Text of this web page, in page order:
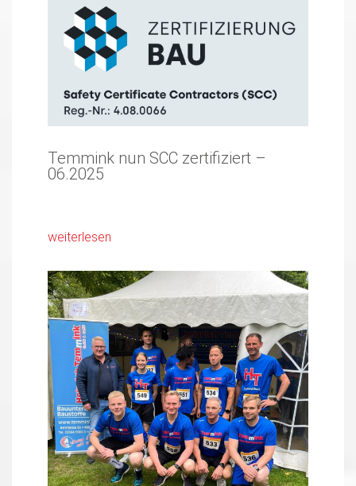
Temmink nun SCC zertifiziert –
06.2025
weiterlesen